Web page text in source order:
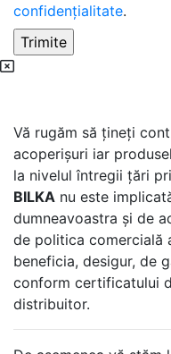
confidențialitate.
Vă rugăm să țineți
acoperișuri iar
la nivelul întregii țări
BILKA nu este
dumneavoastra și de
de politica comercială
beneficia, desigur, de
conform certificatului
distribuitor.